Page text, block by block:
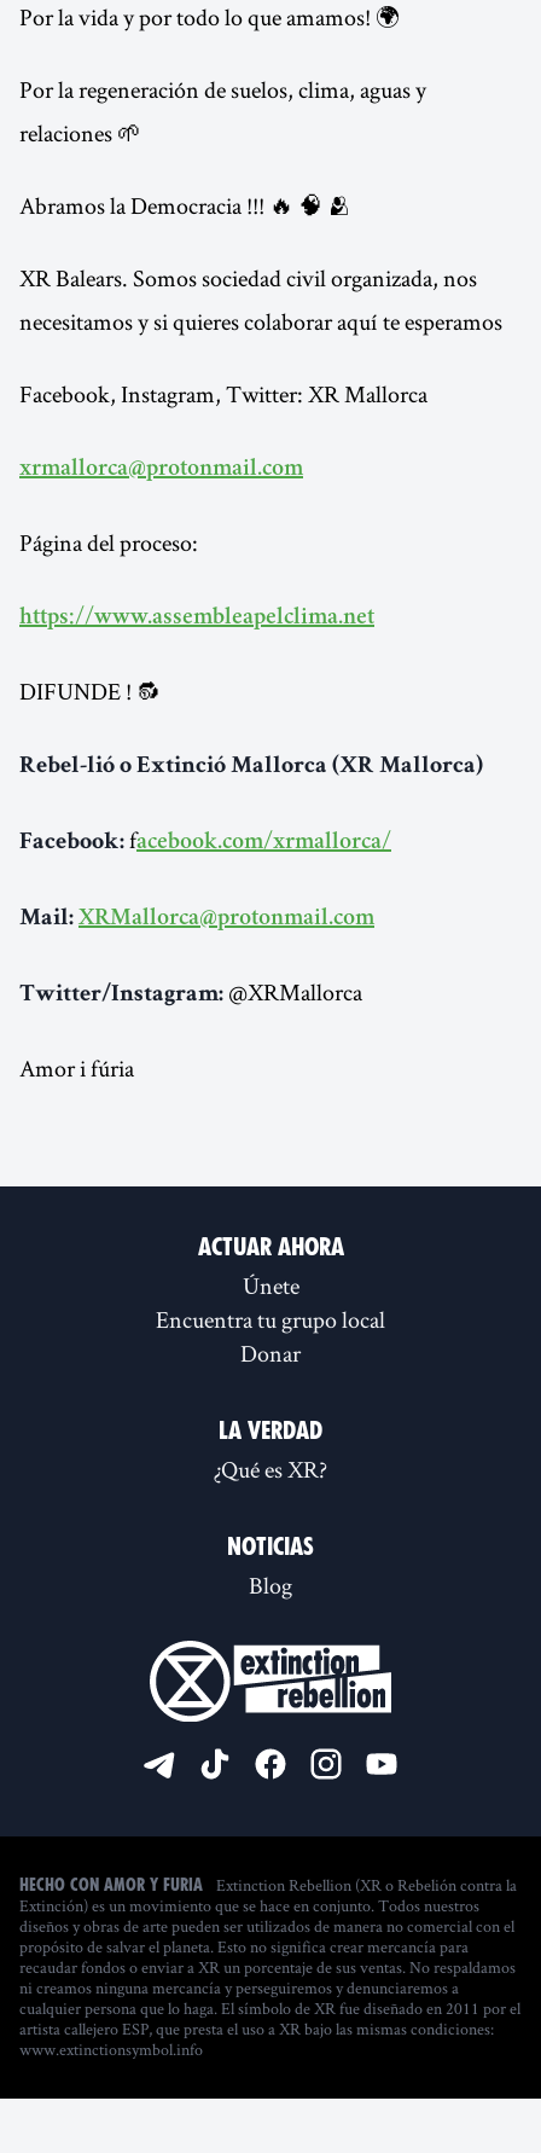
Por la vida y por todo lo que amamos! 🌍
Por la regeneración de suelos, clima, aguas y
relaciones 🌱
Abramos la Democracia !!! 🔥 🧠 🫂
XR Balears. Somos sociedad civil organizada, nos
necesitamos y si quieres colaborar aquí te esperamos
Facebook, Instagram, Twitter: XR Mallorca
xrmallorca@protonmail.com
Página del proceso:
https://www.assembleapelclima.net
DIFUNDE ! 🔂
Rebel-lió o Extinció Mallorca (XR Mallorca)
Facebook: facebook.com/xrmallorca/
Mail: XRMallorca@protonmail.com
Twitter/Instagram: @XRMallorca
Amor i fúria
Actuar ahora
Únete
Encuentra tu grupo local
Donar
La verdad
¿Qué es XR?
Noticias
Blog
Hecho con amor y furia
Extinction Rebellion (XR o Rebelión contra la
Extinción) es un movimiento que se hace en conjunto. Todos nuestros
diseños y obras de arte pueden ser utilizados de manera no comercial con el
propósito de salvar el planeta. Esto no significa crear mercancía para
recaudar fondos o enviar a XR un porcentaje de sus ventas. No respaldamos
ni creamos ninguna mercancía y perseguiremos y denunciaremos a
cualquier persona que lo haga. El símbolo de XR fue diseñado en 2011 por el
artista callejero ESP, que presta el uso a XR bajo las mismas condiciones:
www.extinctionsymbol.info